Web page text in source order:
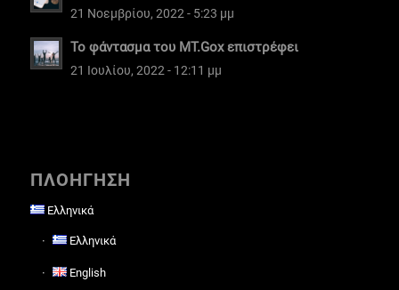
21 Νοεμβρίου, 2022 - 5:23 μμ
Το φάντασμα του MT.Gox επιστρέφει
21 Ιουλίου, 2022 - 12:11 μμ
ΠΛΟΗΓΗΣΗ
Ελληνικά
Ελληνικά
English